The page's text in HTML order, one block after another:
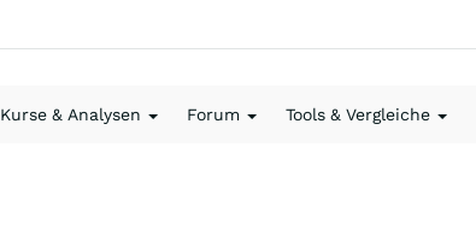
Kurse & Analysen Forum Tools & Vergleiche